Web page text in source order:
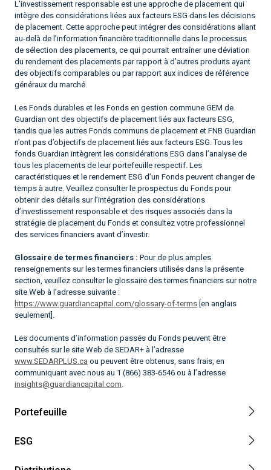
L’investissement responsable est une approche de placement qui
intègre des considérations liées aux facteurs ESG dans les décisions
de placement. Cette approche peut intégrer des considérations allant
au-delà de l’information financière traditionnelle dans le processus
de sélection des placements, ce qui pourrait entraîner une déviation
du rendement des placements par rapport à d’autres produits ayant
des objectifs comparables ou par rapport aux indices de référence
généraux du marché.
Les Fonds durables et les Fonds en gestion commune GEM de
Guardian ont des objectifs de placement liés aux facteurs ESG,
tandis que les autres Fonds communs de placement et FNB Guardian
n’ont pas d’objectifs de placement liés aux facteurs ESG. Tous les
fonds Guardian intègrent les considérations ESG dans l’analyse de
tous les placements de leur portefeuille respectif. Les
caractéristiques et le rendement ESG d’un Fonds peuvent changer de
temps à autre. Veuillez consulter le prospectus du Fonds pour
obtenir des détails sur l’intégration des considérations
d’investissement responsable et des risques associés dans la
stratégie de placement du Fonds et consultez votre professionnel
des services financiers avant d’investir.
Glossaire de termes financiers : Pour de plus amples
renseignements sur les termes financiers utilisés dans la présente
section, veuillez consulter le glossaire des termes financiers sur notre
site Web à l’adresse suivante :
https://www.guardiancapital.com/glossary-of-terms [en anglais
seulement].
Les documents d’information passés du Fonds peuvent être
consultés sur le site Web de SEDAR+ à l’adresse
www.SEDARPLUS.ca ou peuvent être obtenus, sans frais, en
communiquant avec nous au 1 (866) 383-6546 ou à l’adresse
insights@guardiancapital.com
Portefeuille
ESG